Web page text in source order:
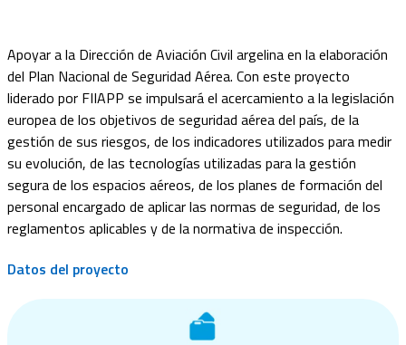
Apoyar a la Dirección de Aviación Civil argelina en la elaboración
del Plan Nacional de Seguridad Aérea. Con este proyecto
liderado por FIIAPP se impulsará el acercamiento a la legislación
europea de los objetivos de seguridad aérea del país, de la
gestión de sus riesgos, de los indicadores utilizados para medir
su evolución, de las tecnologías utilizadas para la gestión
segura de los espacios aéreos, de los planes de formación del
personal encargado de aplicar las normas de seguridad, de los
reglamentos aplicables y de la normativa de inspección.
Datos del proyecto